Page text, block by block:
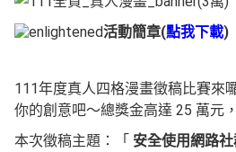
活動簡章(點我下載)
111年度真人四格漫畫徵稿比賽來
你的創意吧～總獎金高達 25 萬元
本次徵稿主題：「 安全使用網路